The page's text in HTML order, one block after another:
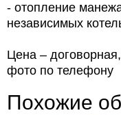
- отопление
независимых
Цена –
фото по телефону
Похожие